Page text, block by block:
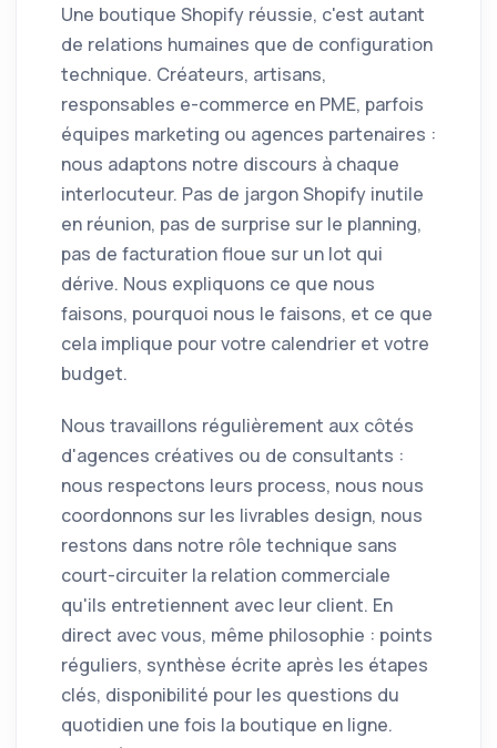
Une boutique Shopify réussie, c'est autant
de relations humaines que de configuration
technique. Créateurs, artisans,
responsables e-commerce en PME, parfois
équipes marketing ou agences partenaires :
nous adaptons notre discours à chaque
interlocuteur. Pas de jargon Shopify inutile
en réunion, pas de surprise sur le planning,
pas de facturation floue sur un lot qui
dérive. Nous expliquons ce que nous
faisons, pourquoi nous le faisons, et ce que
cela implique pour votre calendrier et votre
budget.
Nous travaillons régulièrement aux côtés
d'agences créatives ou de consultants :
nous respectons leurs process, nous nous
coordonnons sur les livrables design, nous
restons dans notre rôle technique sans
court-circuiter la relation commerciale
qu'ils entretiennent avec leur client. En
direct avec vous, même philosophie : points
réguliers, synthèse écrite après les étapes
clés, disponibilité pour les questions du
quotidien une fois la boutique en ligne.